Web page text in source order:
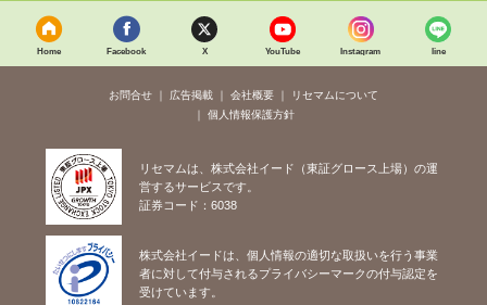
Home Facebook X YouTube Instagram line
お問合せ 広告掲載 会社概要
リセマムについて
個人情報保護方針
リセマムは、株式会社イード（東証グロース上場）の運
営するサービスです。
証券コード：6038
株式会社イードは、個人情報の適切な取扱いを行う事業
者に対して付与されるプライバシーマークの付与認定を
受けています。